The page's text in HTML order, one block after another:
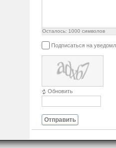
Осталось: 1000 символов
Подписаться на
Обновить
Отправить